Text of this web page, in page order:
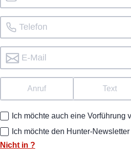
Anruf Text
Ich möchte auch eine Vorführung
Ich möchte den Hunter-
Nicht in ?